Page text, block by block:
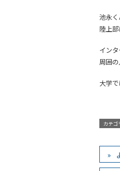
池永
陸上部
イン
周囲の
大学
カテゴ